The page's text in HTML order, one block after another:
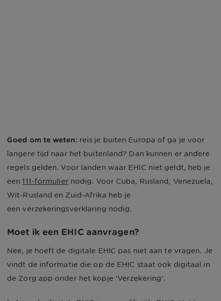
Goed om te weten:reis je buiten Europa of ga je voor
langere tijd naar het buitenland? Dan kunnen er andere
regels gelden. Voor landen waar EHIC niet geldt, heb je
een111-formuliernodig. Voor Cuba, Rusland, Venezuela,
Wit-Rusland en Zuid-Afrika heb je
een verzekeringsverklaring nodig.
Moet ik een EHIC aanvragen?
Nee, je hoeft de digitale EHIC pas niet aan te vragen. Je
vindt de informatie die op de EHIC staat ook digitaal in
de Zorg app onder het kopje 'Verzekering'.